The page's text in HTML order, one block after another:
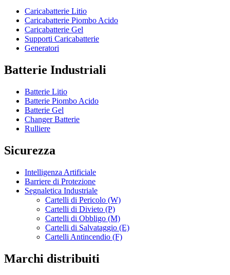
Caricabatterie Litio
Caricabatterie Piombo Acido
Caricabatterie Gel
Supporti Caricabatterie
Generatori
Batterie Industriali
Batterie Litio
Batterie Piombo Acido
Batterie Gel
Changer Batterie
Rulliere
Sicurezza
Intelligenza Artificiale
Barriere di Protezione
Segnaletica Industriale
Cartelli di Pericolo (W)
Cartelli di Divieto (P)
Cartelli di Obbligo (M)
Cartelli di Salvataggio (E)
Cartelli Antincendio (F)
Marchi distribuiti